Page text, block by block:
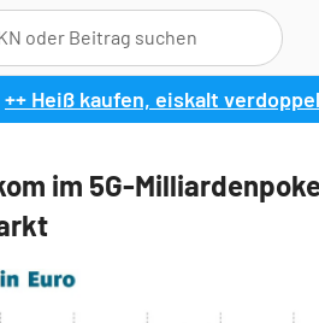
++ Heiß kaufen, eiskalt
im 5G-